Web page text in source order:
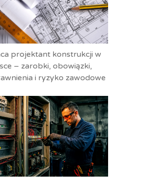
projektant konstrukcji w
– zarobki, obowiązki,
i ryzyko zawodowe